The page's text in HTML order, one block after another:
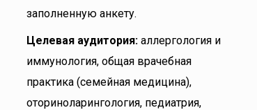
заполненную анкету.
Целевая аудитория: аллергология и
иммунология, общая врачебная
практика (семейная медицина),
оториноларингология, педиатрия,